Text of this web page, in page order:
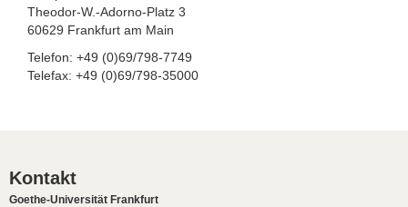
Theodor-W.-Adorno-Platz 3
60629 Frankfurt am Main
Telefon: +49 (0)69/798-7749
Telefax: +49 (0)69/798-35000
Kontakt
Goethe-Universität Frankfurt